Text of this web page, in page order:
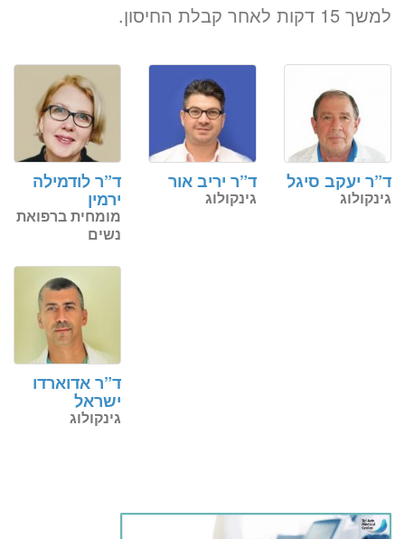
למשך 15 דקות לאחר קבלת החיסון.
ד”ר לודמילה
ירמין
מומחית ברפואת
נשים
ד”ר יריב אור
גינקולוג
ד”ר יעקב סיגל
גינקולוג
ד”ר אדוארדו
ישראל
גינקולוג